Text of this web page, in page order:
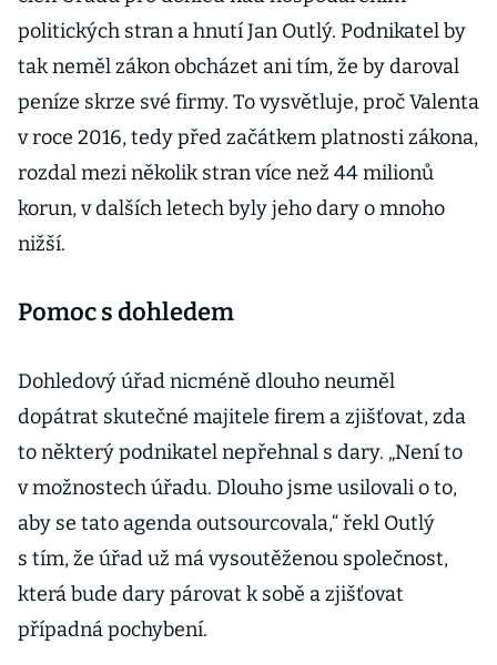
politických stran a hnutí Jan Outlý. Podnikatel by
tak neměl zákon obcházet ani tím, že by daroval
peníze skrze své firmy. To vysvětluje, proč Valenta
v roce 2016, tedy před začátkem platnosti zákona,
rozdal mezi několik stran více než 44 milionů
korun, v dalších letech byly jeho dary o mnoho
nižší.
Pomoc s dohledem
Dohledový úřad nicméně dlouho neuměl
dopátrat skutečné majitele firem a zjišťovat, zda
to některý podnikatel nepřehnal s dary. „Není to
v možnostech úřadu. Dlouho jsme usilovali o to,
aby se tato agenda outsourcovala,“ řekl Outlý
s tím, že úřad už má vysoutěženou společnost,
která bude dary párovat k sobě a zjišťovat
případná pochybení.